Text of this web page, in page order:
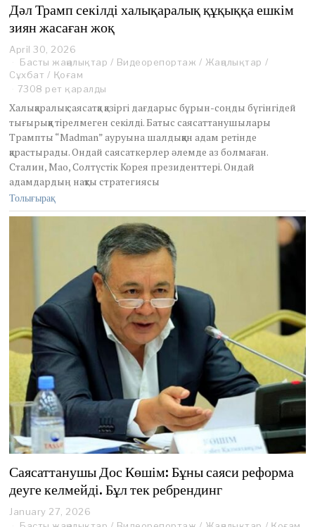
Дәл Трамп секілді халықаралық құқыққа ешкім
зиян жасаған жоқ
April 30, 2026
a
y
1
2
0
2
6
Басты жаңалықтар / Видеорепортаж / Жаңалықтар /
Сұхбат / Қоғам
7308 рет қаралды
Халықаралық саясатқа қазіргі дағдарыс бұрын-соңды бүгінгідей
тығырыққа тірелмеген секілді. Батыс саясаттанушылары
Трампты “Madman” ауруына шалдыққан адам ретінде
қарастырады. Ондай саясаткерлер әлемде аз болмаған.
Сталин, Мао, Солтүстік Корея президенттері. Ондай
адамдардың нақты стратегиясы
Толығырақ
Саясаттанушы Дос Көшім: Бұны саяси реформа
деуге келмейді. Бұл тек ребрендинг
January 27, 2026
a